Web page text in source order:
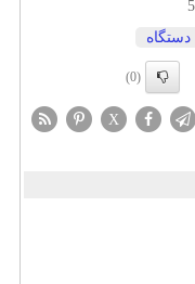
دستگاه
(0)
X